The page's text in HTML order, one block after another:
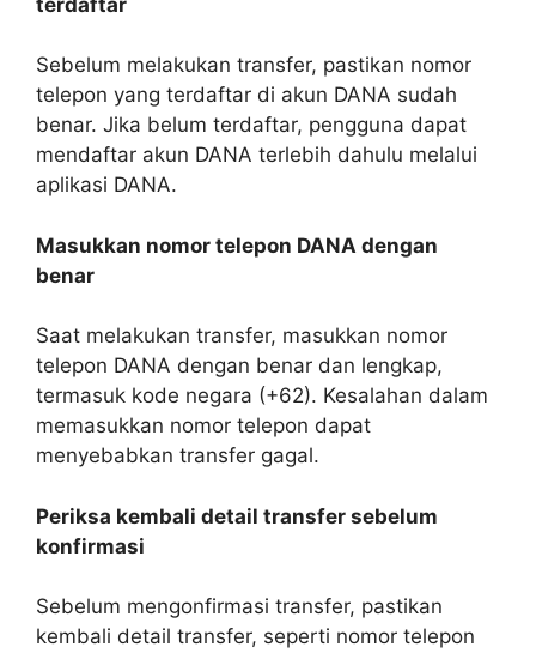
Sebelum melakukan transfer, pastikan nomor
telepon yang terdaftar di akun DANA sudah
benar. Jika belum terdaftar, pengguna dapat
mendaftar akun DANA terlebih dahulu melalui
aplikasi DANA.
Masukkan nomor telepon DANA dengan
benar
Saat melakukan transfer, masukkan nomor
telepon DANA dengan benar dan lengkap,
termasuk kode negara (+62). Kesalahan dalam
memasukkan nomor telepon dapat
menyebabkan transfer gagal.
Periksa kembali detail transfer sebelum
konfirmasi
Sebelum mengonfirmasi transfer, pastikan
kembali detail transfer, seperti nomor telepon